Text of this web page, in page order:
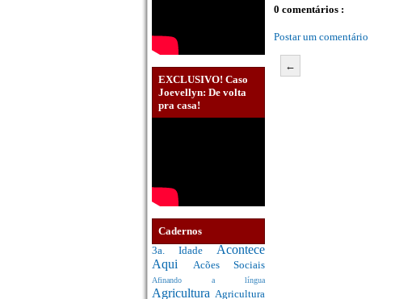
EXCLUSIVO! Caso
Joevellyn: De volta
pra casa!
Cadernos
3a. Idade Acontece
Aqui Acões Sociais
Afinando a língua
Agricultura Agricultura
0 comentários :
Postar um comentário
←